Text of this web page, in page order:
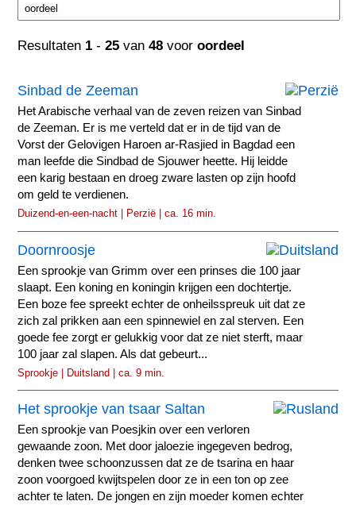
Resultaten 1 -25 van48 vooroordeel
Sinbad de Zeeman
Het Arabische verhaal van de zeven reizen van Sinbad
de Zeeman. Er is me verteld dat er in de tijd van de
Vorst der Gelovigen Haroen ar-Rasjied in Bagdad een
man leefde die Sindbad de Sjouwer heette. Hij leidde
een karig bestaan en droeg zware lasten op zijn hoofd
om geld te verdienen.
Duizend-en-een-nacht | Perzië | ca. 16 min.
Doornroosje
Een sprookje van Grimm over een prinses die 100 jaar
slaapt. Een koning en koningin krijgen een dochtertje.
Een boze fee spreekt echter de onheilsspreuk uit dat ze
zich zal prikken aan een spinnewiel en zal sterven. Een
goede fee zorgt er gelukkig voor dat ze niet sterft, maar
100 jaar zal slapen. Als dat gebeurt...
Sprookje | Duitsland | ca. 9 min.
Het sprookje van tsaar Saltan
Een sprookje van Poesjkin over een verloren
gewaande zoon. Met door jaloezie ingegeven bedrog,
denken twee schoonzussen dat ze de tsarina en haar
zoon voorgoed kwijtspelen door ze in een ton op zee
achter te laten. De jongen en zijn moeder komen echter